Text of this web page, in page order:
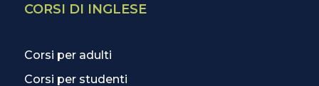
CORSI DI INGLESE
Corsi per adulti
Corsi per studenti